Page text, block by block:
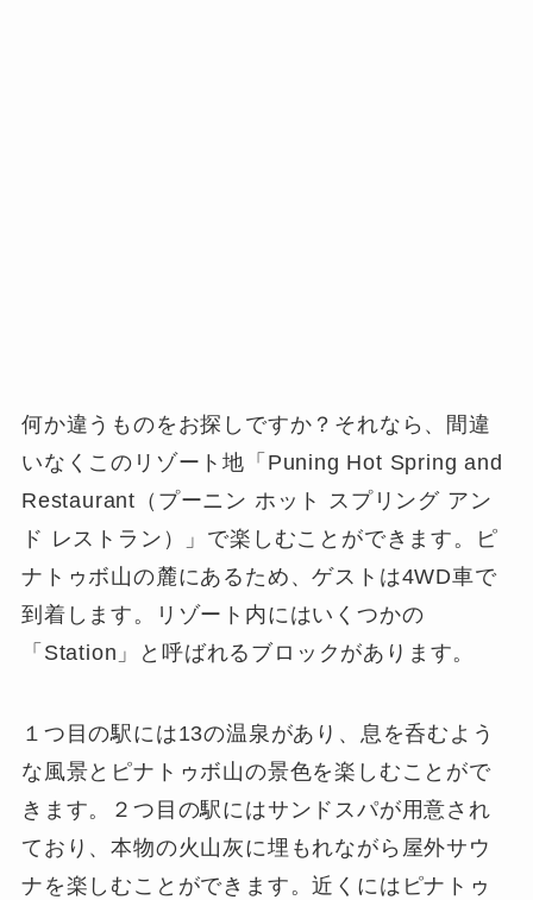
何か違うものをお探しですか？それなら、間違
いなくこのリゾート地「Puning Hot Spring and
Restaurant（プーニン ホット スプリング アン
ド レストラン）」で楽しむことができます。ピ
ナトゥボ山の麓にあるため、ゲストは4WD車で
到着します。リゾート内にはいくつかの
「Station」と呼ばれるブロックがあります。
１つ目の駅には13の温泉があり、息を呑むよう
な風景とピナトゥボ山の景色を楽しむことがで
きます。２つ目の駅にはサンドスパが用意され
ており、本物の火山灰に埋もれながら屋外サウ
ナを楽しむことができます。近くにはピナトゥ